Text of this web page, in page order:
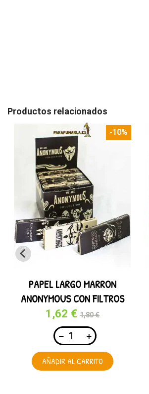
Productos relacionados
PAPEL LARGO MARRON
ANONYMOUS CON FILTROS
1,62 € 1,80 €
AÑADIR AL CARRITO
-10%